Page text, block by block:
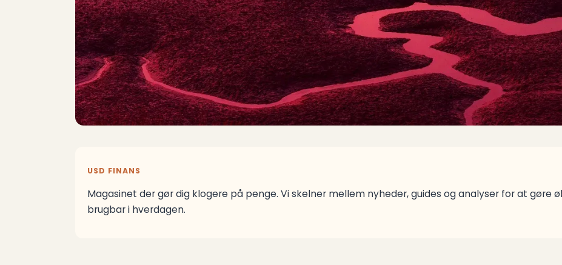
USD FINANS
Magasinet der gør dig klogere på penge. Vi skelner mellem nyheder, guides og analyser for at gøre
brugbar i hverdagen.